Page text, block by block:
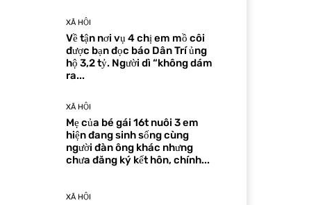
XÃ HỘI
Về tận nơi vụ 4 chị em mồ côi
được bạn đọc báo Dân Trí ủng
hộ 3,2 tỷ. Người dì “không dám
ra...
XÃ HỘI
Mẹ của bé gái 16t nuôi 3 em
hiện đang sinh sống cùng
người đàn ông khác nhưng
chưa đăng ký kết hôn, chính...
XÃ HỘI